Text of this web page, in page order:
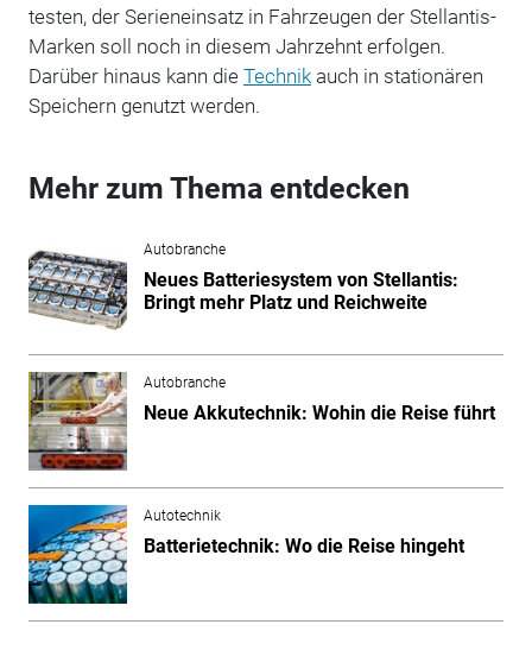
testen, der Serieneinsatz in Fahrzeugen der Stellantis-
Marken soll noch in diesem Jahrzehnt erfolgen.
Darüber hinaus kann die Technikauch in stationären
Speichern genutzt werden.
Mehr zum Thema entdecken
Autobranche
Neues Batteriesystem von Stellantis:
Bringt mehr Platz und Reichweite
Autobranche
Neue Akkutechnik: Wohin die Reise führt
Autotechnik
Batterietechnik: Wo die Reise hingeht